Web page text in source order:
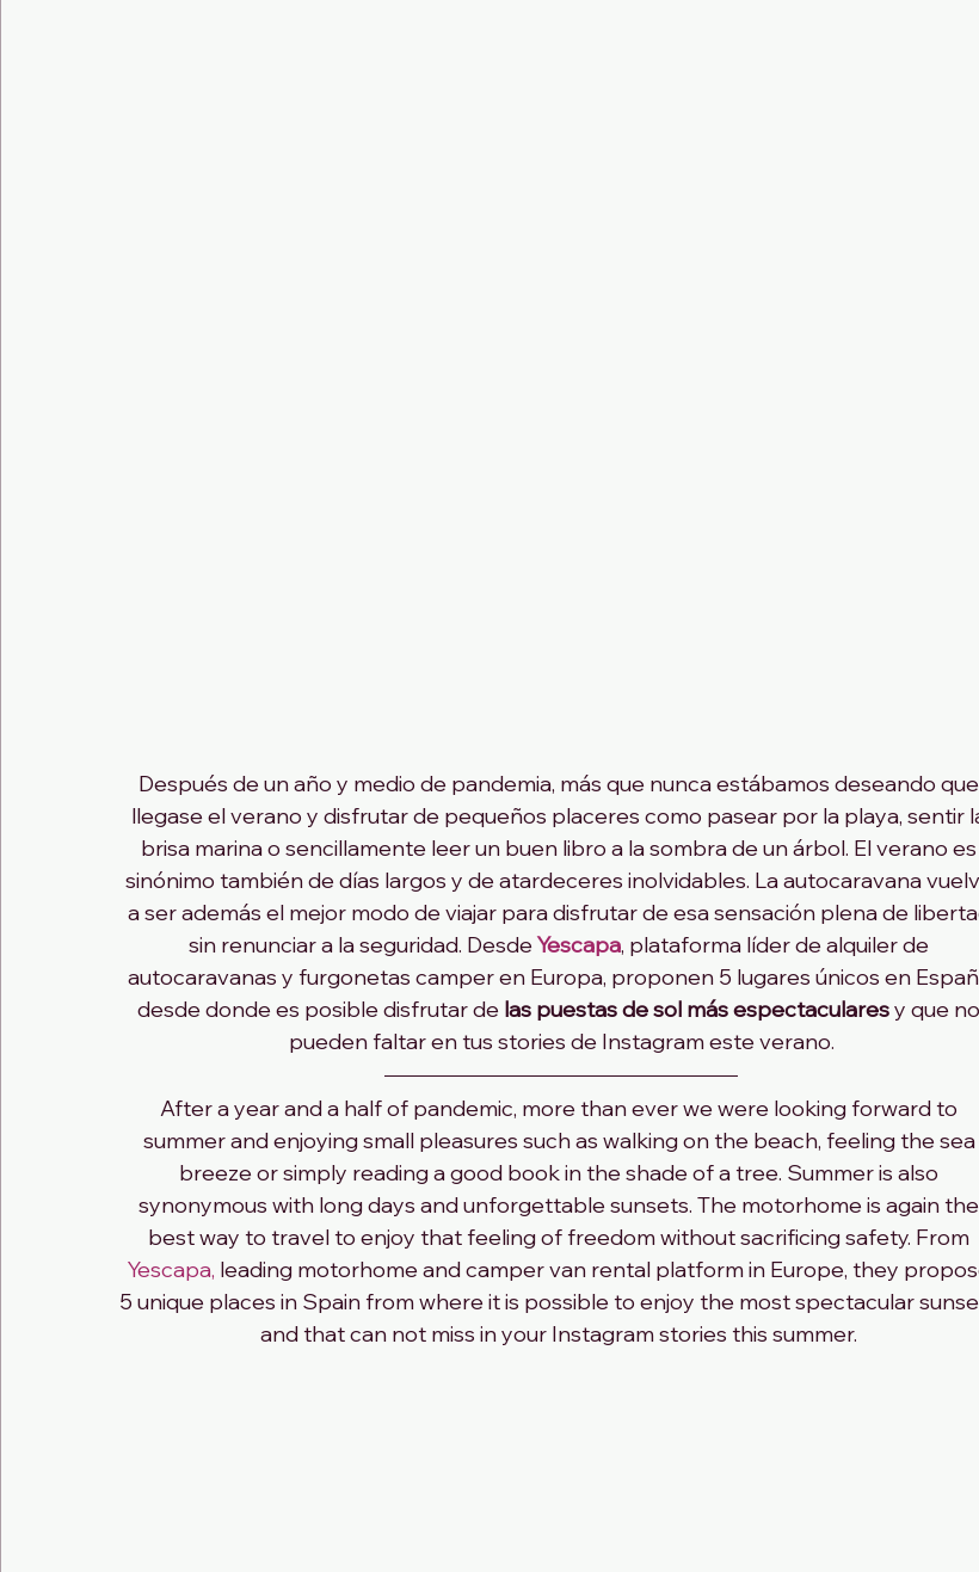
Después de un año y medio de pandemia, más que nunca estábamos deseando que
llegase el verano y disfrutar de pequeños placeres como pasear por la playa, sentir
brisa marina o sencillamente leer un buen libro a la sombra de un árbol. El verano es
sinónimo también de días largos y de atardeceres inolvidables. La autocaravana
a ser además el mejor modo de viajar para disfrutar de esa sensación plena de
sin renunciar a la seguridad. Desde Yescapa, plataforma líder de alquiler de
autocaravanas y furgonetas camper en Europa, proponen 5 lugares únicos en
desde donde es posible disfrutar de las puestas de sol más espectaculares y que no
pueden faltar en tus stories de Instagram este verano.
After a year and a half of pandemic, more than ever we were looking forward to
summer and enjoying small pleasures such as walking on the beach, feeling the sea
breeze or simply reading a good book in the shade of a tree. Summer is also
synonymous with long days and unforgettable sunsets. The motorhome is again the
best way to travel to enjoy that feeling of freedom without sacrificing safety. From
Yescapa, leading motorhome and camper van rental platform in Europe, they
5 unique places in Spain from where it is possible to enjoy the most spectacular
and that can not miss in your Instagram stories this summer.